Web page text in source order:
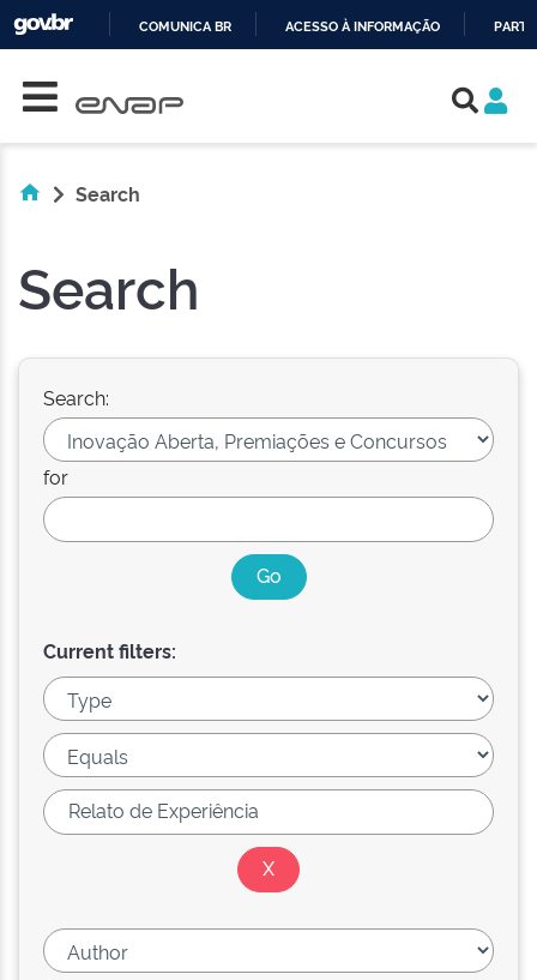
COMUNICA BR ACESSO À INFORMAÇÃO
Search
Search
Search:
for
Current filters: